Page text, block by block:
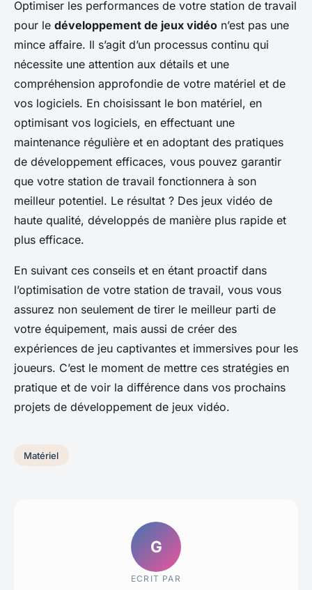
Optimiser les performances de votre station de travail
pour le développement de jeux vidéo n’est pas une
mince affaire. Il s’agit d’un processus continu qui
nécessite une attention aux détails et une
compréhension approfondie de votre matériel et de
vos logiciels. En choisissant le bon matériel, en
optimisant vos logiciels, en effectuant une
maintenance régulière et en adoptant des pratiques
de développement efficaces, vous pouvez garantir
que votre station de travail fonctionnera à son
meilleur potentiel. Le résultat ? Des jeux vidéo de
haute qualité, développés de manière plus rapide et
plus efficace.
En suivant ces conseils et en étant proactif dans
l’optimisation de votre station de travail, vous vous
assurez non seulement de tirer le meilleur parti de
votre équipement, mais aussi de créer des
expériences de jeu captivantes et immersives pour les
joueurs. C’est le moment de mettre ces stratégies en
pratique et de voir la différence dans vos prochains
projets de développement de jeux vidéo.
Matériel
G
ECRIT PAR